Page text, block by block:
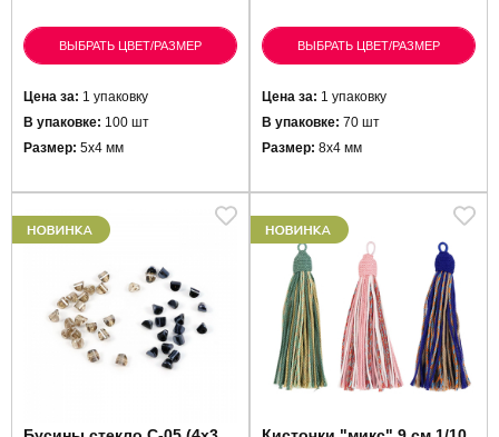
ВЫБРАТЬ ЦВЕТ/РАЗМЕР
Цена за: 1 упаковку
В упаковке: 100 шт
Размер: 5х4 мм
ВЫБРАТЬ ЦВЕТ/РАЗМЕР
Цена за: 1 упаковку
В упаковке: 70 шт
Размер: 8х4 мм